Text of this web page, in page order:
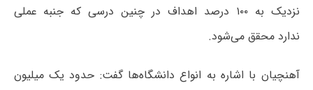
نزدیک به ۱۰۰ درصد اهداف در چنین درسی که جنبه عملی
ندارد محقق می‌شود.
آهنچیان با اشاره به انواع دانشگاه‌ها گفت: حدود یک میلیون